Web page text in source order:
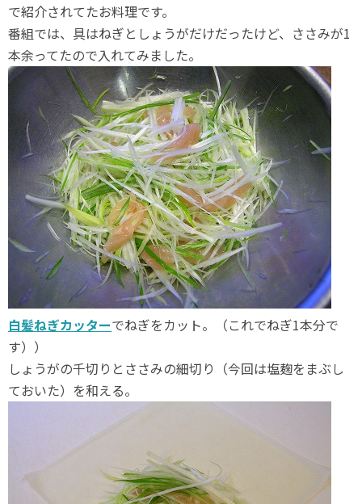
で紹介されてたお料理です。
番組では、具はねぎとしょうがだけだったけど、ささみが1
本余ってたので入れてみました。
白髪ねぎカッターでねぎをカット。（これでねぎ1本分で
す））
しょうがの千切りとささみの細切り（今回は塩麹をまぶし
ておいた）を和える。